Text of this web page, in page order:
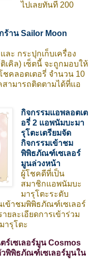
ไปเลยทันที 200
ร้าน Sailor Moon
ะ กระปุกเก็บเครื่อง
เคิล) เซ็ตนี้ จะถูกมอบให้
ชคลอตเตอรี่ จำนวน 10
สามารถติดตามได้ที่แอ
กิจกรรมแอพลอตเต
อรี่ 2 แอพนัมบะมา
รุโตะเตรียมจัด
กิจกรรมเข้าชม
พิพิธภัณฑ์เซเลอร์
มูนล่วงหน้า
ผู้โชคดีที่เป็น
สมาชิกแอพนัมบะ
มารุโตะระดับ
ข้าชมพิพิธภัณฑ์เซเลอร์
ยละเอียดการเข้าร่วม
ารุโตะ
ร์เซเลอร์มูน Cosmos
วพิพิธภัณฑ์เซเลอร์มูนใน